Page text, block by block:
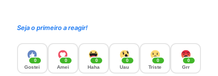
Seja o primeiro a reagir!
0
Gostei
0
Amei
0
Haha
0
Uau
0
Triste
0
Grr